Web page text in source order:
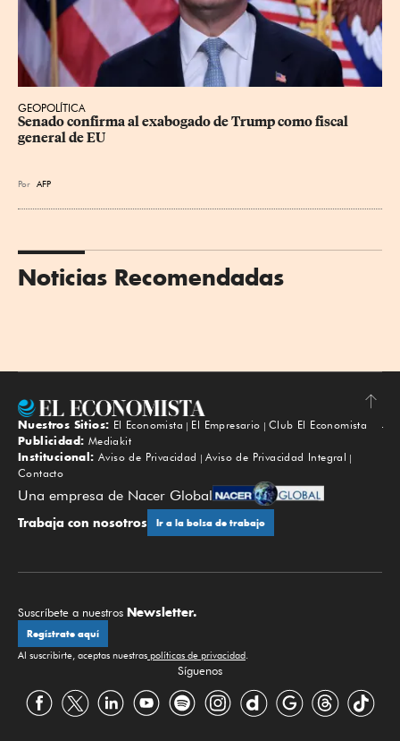
GEOPOLÍTICA
Senado confirma al exabogado de Trump como fiscal
general de EU
Por AFP
Noticias Recomendadas
Subir
Nuestros Sitios: El Economista El Empresario
Club El Economista
Publicidad: Mediakit
Institucional: Aviso de Privacidad
Aviso de Privacidad Integral
Contacto
Una empresa de Nacer Global
Trabaja con nosotros Ir a la bolsa de trabajo
Suscríbete a nuestros Newsletter.
Regístrate aquí
Al suscribirte, aceptas nuestras políticas de privacidad.
Síguenos